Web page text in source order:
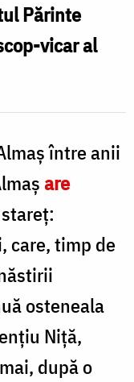
Părinte
vicar al
între anii
are
care, timp de
osteneala
Niță,
după o